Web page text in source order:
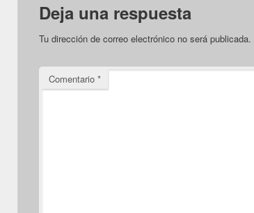
Deja una respuesta
Tu dirección de correo electrónico no será publicada.
Comentario *